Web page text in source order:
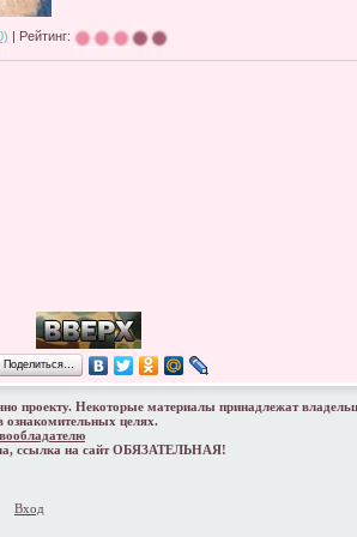
| Рейтинг:
Поделиться…
проекту. Некоторые материалы принадлежат
ознакомительных целях.
ссылка на сайт ОБЯЗАТЕЛЬНАЯ!
Вход